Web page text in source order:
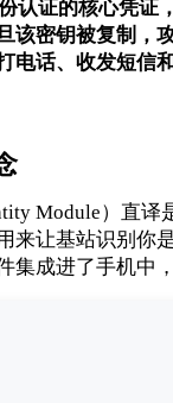
认证的核心凭证
该密钥被复制，
电话、收发短信
Module）直译
来让基站识别你
集成进了手机中